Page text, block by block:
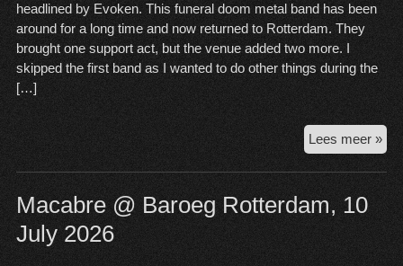
headlined by Evoken. This funeral doom metal band has been
around for a long time and now returned to Rotterdam. They
brought one support act, but the venue added two more. I
skipped the first band as I wanted to do other things during the
[…]
Lees meer »
@
Macabre @ Baroeg Rotterdam, 10
July 2026